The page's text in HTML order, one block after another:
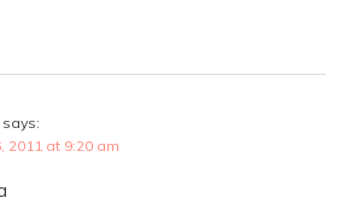
says:
2011 at 9:20 am